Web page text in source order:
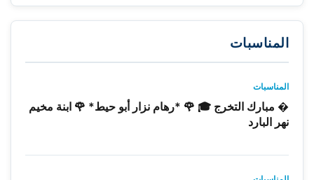
المناسبات
المناسبات
� مبارك التخرج 🎓 🌹 *رهام نزار أبو حيط* 🌹 ابنة مخيم
نهر البارد